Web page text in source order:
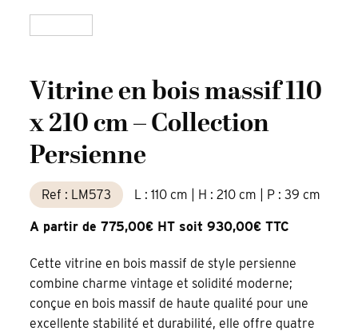
Vitrine en bois massif 110
x 210 cm – Collection
Persienne
Ref : LM573 L : 110 cm | H : 210 cm | P : 39 cm
A partir de 775,00€ HT soit 930,00€ TTC
Cette vitrine en bois massif de style persienne
combine charme vintage et solidité moderne;
conçue en bois massif de haute qualité pour une
excellente stabilité et durabilité, elle offre quatre